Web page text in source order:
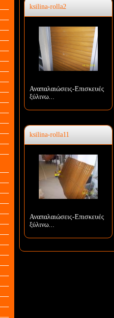
ksilina-rolla2
Αναπαλαιώσεις-Επισκευές
ξύλινω...
ksilina-rolla11
Αναπαλαιώσεις-Επισκευές
ξύλινω...